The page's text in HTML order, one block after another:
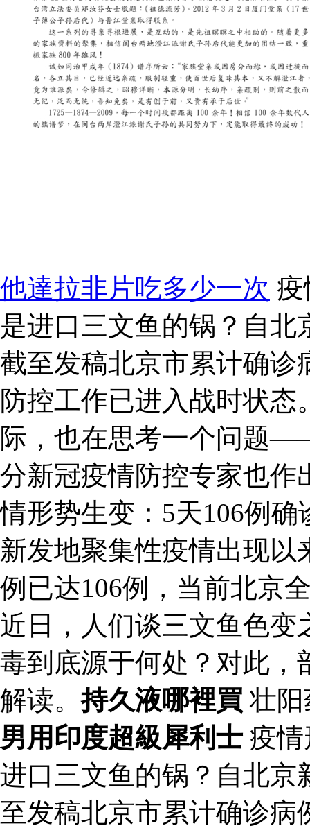
他達拉非片吃多少一次
是进口三文鱼的锅？自
截至发稿北京市累计确诊
防控工作已进入战时状
际，也在思考一个问题
分新冠疫情防控专家也作
情形势生变：5天106例
新发地聚集性疫情出现
例已达106例，当前北京
近日，人们谈三文鱼色
毒到底源于何处？对此，
解读。持久液哪裡買 壮阳
男用印度超級犀利士 疫
进口三文鱼的锅？自北京
至发稿北京市累计确诊病